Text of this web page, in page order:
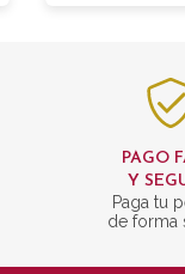
PAGO
Y
Paga tu
de forma